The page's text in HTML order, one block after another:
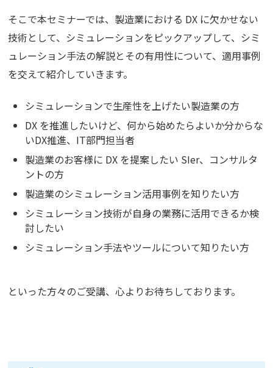
そこで本セミナーでは、製造業における DX に欠かせない
技術として、シミュレーションをピックアップして、シミ
ュレーション手法の解説とその有用性について、適用事例
を交えて紹介していきます。
シミュレーションで生産性を上げたい製造業の方
DX を推進したいけど、何から始めたらよいか分からな
いDX推進、IT部門担当者
製造業のお客様に DX を提案したい SIer、コンサルタ
ントの方
製造業のシミュレーション活用事例を知りたい方
シミュレーション技術が自身の業務に活用できるか検
討したい
シミュレーション手法やツールについて知りたい方
といった方々のご受講、心よりお待ちしております。